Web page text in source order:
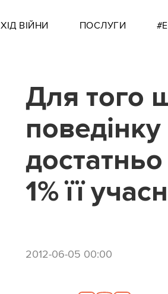
ХІД ВІЙНИ ПОСЛУГИ
Для того
1% її
2012-06-05 00:00